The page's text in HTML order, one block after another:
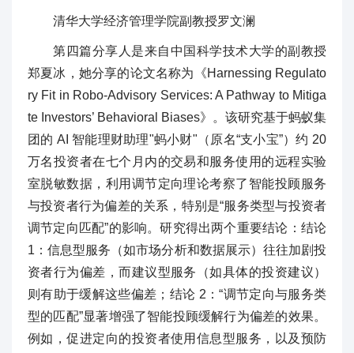
清华大学经济管理学院副教授罗文澜
第四篇分享人是来自中国科学技术大学的副教授
郑夏冰，她分享的论文名称为《Harnessing Regulato
ry Fit in Robo-Advisory Services: A Pathway to Mitiga
te Investors’ Behavioral Biases》。该研究基于蚂蚁集
团的 AI 智能理财助理"蚂小财"（原名“支小宝”）约 20
万名投资者在七个月内的交易和服务使用的远程实验
室脱敏数据，利用调节定向理论考察了智能投顾服务
与投资者行为偏差的关系，特别是“服务类型与投资者
调节定向匹配”的影响。研究得出两个重要结论：结论
1：信息型服务（如市场分析和数据展示）往往加剧投
资者行为偏差，而建议型服务（如具体的投资建议）
则有助于缓解这些偏差；结论 2：“调节定向与服务类
型的匹配”显著增强了智能投顾缓解行为偏差的效果。
例如，促进定向的投资者使用信息型服务，以及预防